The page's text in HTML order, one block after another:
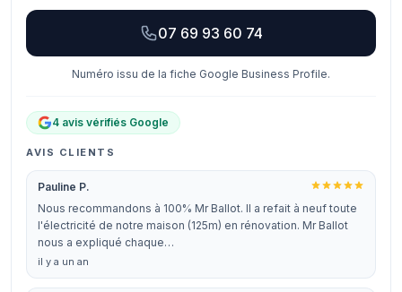
07 69 93 60 74
Numéro issu de la fiche Google Business Profile.
4 avis vérifiés Google
AVIS CLIENTS
Pauline P.
Nous recommandons à 100% Mr Ballot. Il a refait à neuf toute
l'électricité de notre maison (125m) en rénovation. Mr Ballot
nous a expliqué chaque…
il y a un an